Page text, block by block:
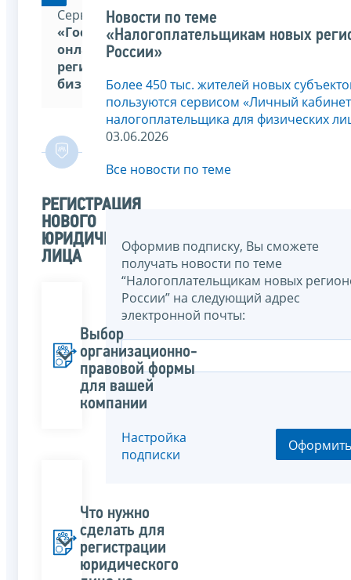
Сервис
«Государственная
онлайн-
регистрация
бизнеса»
РЕГИСТРАЦИЯ
НОВОГО
ЮРИДИЧЕСКОГО
ЛИЦА
Выбор
организационно-
правовой формы
для вашей
компании
Что нужно
сделать для
регистрации
юридического
Новости по теме
«Налогоплательщикам новых
России»
Более 450 тыс. жителей новых
пользуются сервисом «Личный кабинет
налогоплательщика для физических
03.06.2026
Все новости по теме
Оформив подписку, Вы сможете
получать новости по теме
“Налогоплательщикам новых
России” на следующий адрес
электронной почты:
Настройка
подписки
Оформить